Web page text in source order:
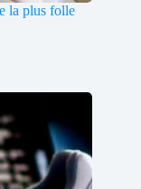
la plus folle